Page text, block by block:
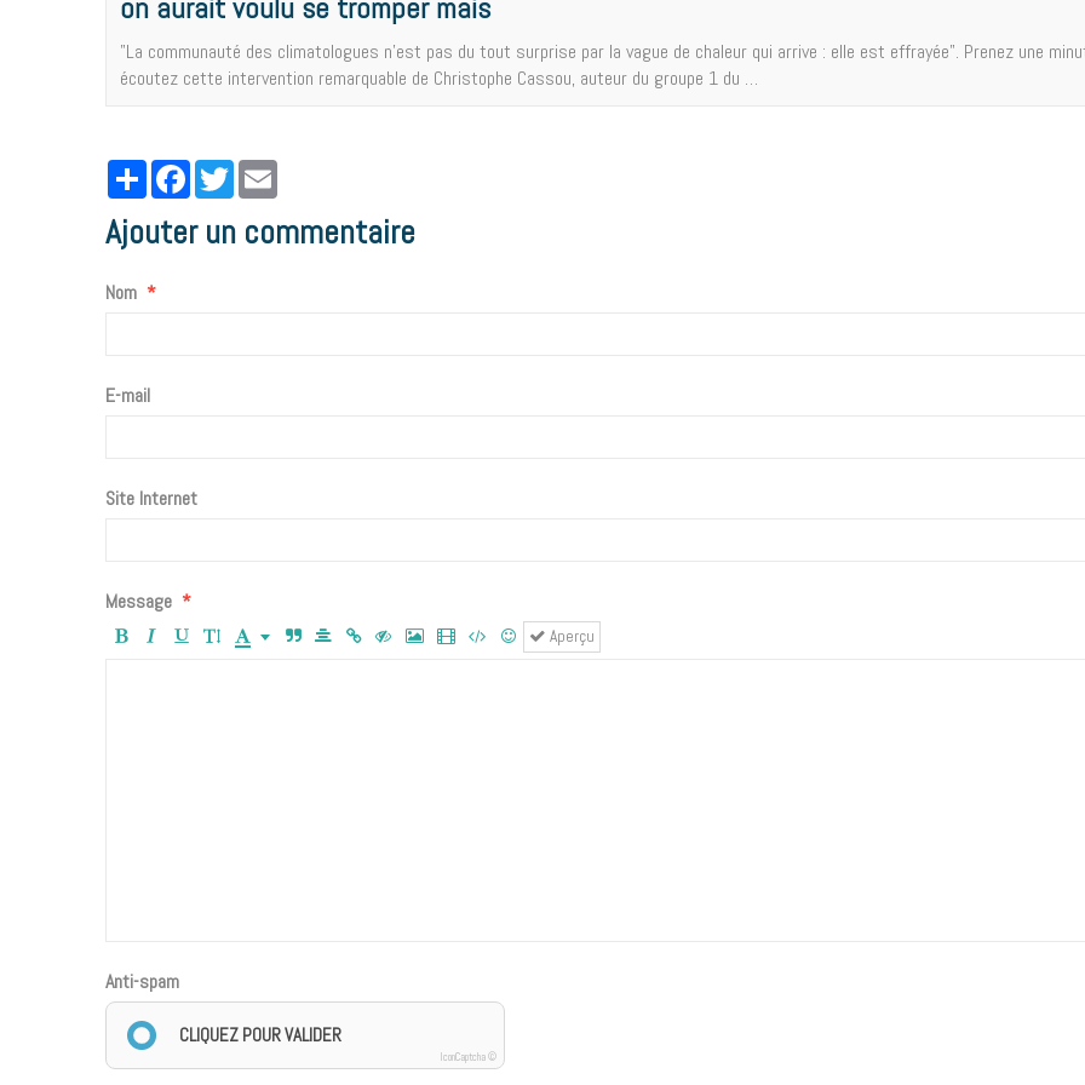
"La communauté des climatologues n'est pas du tout surprise par la vague de chaleur qui arrive : elle est effrayée". Prenez une
écoutez cette intervention remarquable de Christophe Cassou, auteur du groupe 1 du …
PartagerFacebookTwitter
Ajouter un commentaire
Nom
E-mail
Site Internet
Message
Aperçu
Anti-spam
CLIQUEZ POUR VALIDER
IconCaptcha ©